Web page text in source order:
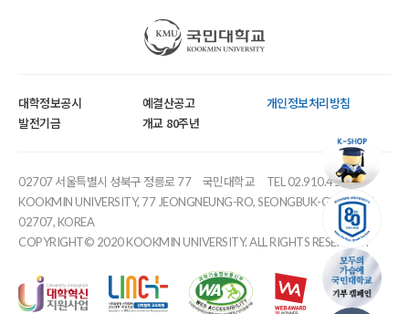
국민대학교
대학정보공시 예결산공고
개인정보처리방침
발전기금
개교 80주년
02707 서울특별시 성북구 정릉로 77 국민대학교
TEL 02.910.4114
KOOKMIN UNIVERSITY, 77 JEONGNEUNG-RO, SEONGBUK-GU, SEOUL,
02707, KOREA
COPYRIGHT© 2020 KOOKMIN UNIVERSITY. ALL RIGHTS RESERVED.